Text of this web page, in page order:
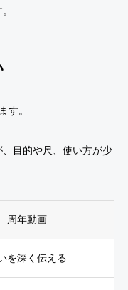
す。
目的や尺、使い方が少
周年動画
を深く伝える